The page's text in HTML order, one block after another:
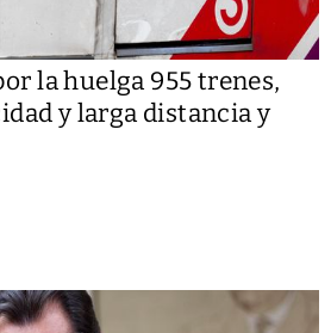
la huelga 955 trenes,
y larga distancia y